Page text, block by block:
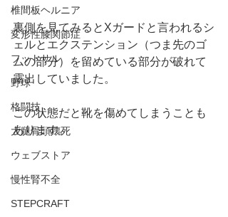
椎間板ヘルニア
変形性膝関節症
フットサル
野球
格闘技
大腿骨頭壊死
ウェブストア
慢性腎不全
STEPCRAFT
裏側を見てみるとXガードと言われるシ
ェルとエクステンション（つま先のゴ
ムの部分）を留めている部分が破れて
露出していました。
この状態だと靴を傷めてしまうことも
あります。